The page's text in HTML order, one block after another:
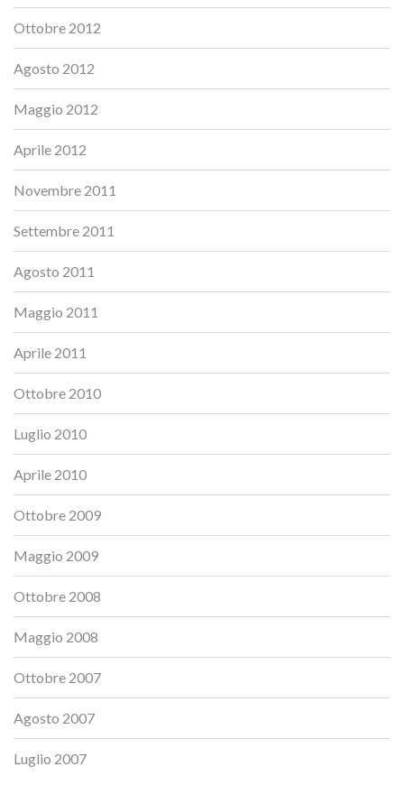
Ottobre 2012
Agosto 2012
Maggio 2012
Aprile 2012
Novembre 2011
Settembre 2011
Agosto 2011
Maggio 2011
Aprile 2011
Ottobre 2010
Luglio 2010
Aprile 2010
Ottobre 2009
Maggio 2009
Ottobre 2008
Maggio 2008
Ottobre 2007
Agosto 2007
Luglio 2007